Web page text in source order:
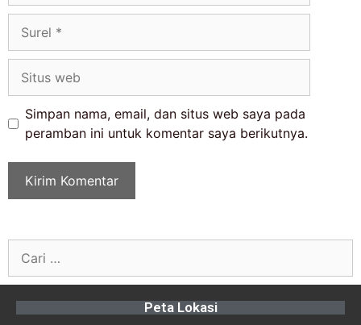
Simpan nama, email, dan situs web saya pada
peramban ini untuk komentar saya berikutnya.
Peta Lokasi